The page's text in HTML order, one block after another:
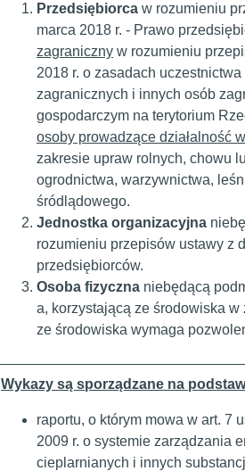
Przedsiębiorca w rozumieniu
marca 2018 r. - Prawo
zagraniczny w rozumieniu
2018 r. o zasadach
zagranicznych i innych osób
gospodarczym na terytorium
osoby prowadzące działalność
zakresie upraw rolnych, chowu
ogrodnictwa, warzywnictwa,
śródlądowego.
Jednostka organizacyjna
rozumieniu przepisów ustawy z
przedsiębiorców.
Osoba fizyczna niebędącą
a, korzystającą ze środowiska
ze środowiska wymaga
Wykazy są sporządzane na
raportu, o którym mowa w art. 7
2009 r. o systemie zarządzania
cieplarnianych i innych